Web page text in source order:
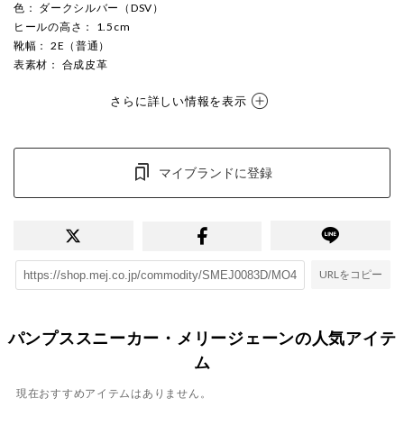
色 ： ダークシルバー（DSV）
ヒールの高さ ： 1.5cm
靴幅 ： 2E（普通）
表素材 ： 合成皮革
さらに詳しい情報を表示
マイブランドに登録
URLをコピー
パンプススニーカー・メリージェーンの人気アイテ
ム
現在おすすめアイテムはありません。